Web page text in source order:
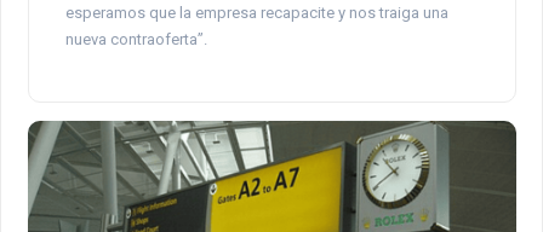
esperamos que la empresa recapacite y nos traiga una
nueva contraoferta”.